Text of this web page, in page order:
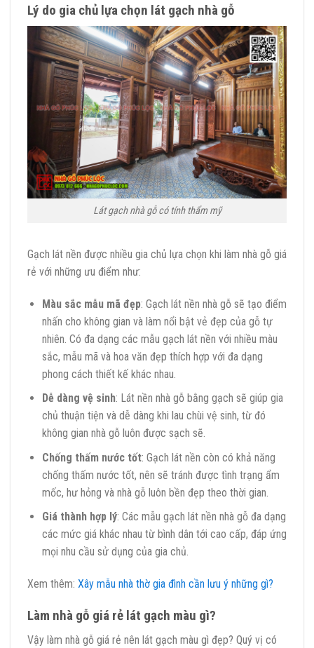
Lý do gia chủ lựa chọn lát gạch nhà gỗ
Lát gạch nhà gỗ có tính thẩm mỹ
Gạch lát nền được nhiều gia chủ lựa chọn khi làm nhà gỗ giá
rẻ với những ưu điểm như:
Màu sắc mẫu mã đẹp: Gạch lát nền nhà gỗ sẽ tạo điểm
nhấn cho không gian và làm nổi bật vẻ đẹp của gỗ tự
nhiên. Có đa dạng các mẫu gạch lát nền với nhiều màu
sắc, mẫu mã và hoa văn đẹp thích hợp với đa dạng
phong cách thiết kế khác nhau.
Dễ dàng vệ sinh: Lát nền nhà gỗ bằng gạch sẽ giúp gia
chủ thuận tiện và dễ dàng khi lau chùi vệ sinh, từ đó
không gian nhà gỗ luôn được sạch sẽ.
Chống thấm nước tốt: Gạch lát nền còn có khả năng
chống thấm nước tốt, nên sẽ tránh được tình trạng ẩm
mốc, hư hỏng và nhà gỗ luôn bền đẹp theo thời gian.
Giá thành hợp lý: Các mẫu gạch lát nền nhà gỗ đa dạng
các mức giá khác nhau từ bình dân tới cao cấp, đáp ứng
mọi nhu cầu sử dụng của gia chủ.
Xem thêm: Xây mẫu nhà thờ gia đình cần lưu ý những gì?
Làm nhà gỗ giá rẻ lát gạch màu gì?
Vậy làm nhà gỗ giá rẻ nên lát gạch màu gì đẹp? Quý vị có